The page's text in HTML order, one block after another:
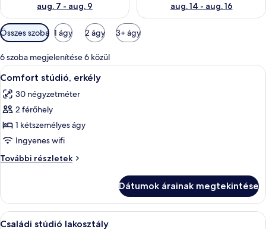
aug. 7 - aug. 9
aug. 14 - aug. 16
Szobákhoz
rendelkezésre
álló
szűrők
Összes szoba 1 ágy 2 ágy 3+ ágy
6 szoba megjelenítése 6 közül
A
következő
szoba
összes
képének
megtekintése:
Comfort
stúdió,
Széf a szobában, hangszigetelés és
8
Comfort stúdió, erkély
30 négyzetméter
2 férőhely
1 kétszemélyes ágy
Ingyenes wifi
További részletek
Comfort
részletei
Dátumok árainak megtekintése
A
Családi stúdió lakosztály | Széf a
7
Családi stúdió lakosztály